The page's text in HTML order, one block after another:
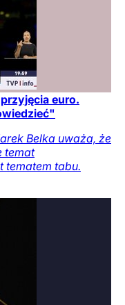
euro.
Belka uważa, że
temat
tematem tabu.